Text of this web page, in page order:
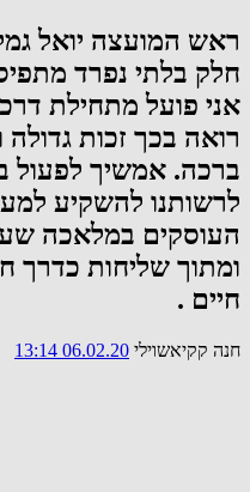
ראש המועצה יואל
חלק בלתי נפרד
אני פועל מתחילת
רואה בכך זכות
ברכה. אמשיך לפעול
לרשותנו להשקיע
העוסקים במלאכה
ומתוך שליחות כדרך
חיים .
חנה קקיאשוילי 06.02.20 13:14